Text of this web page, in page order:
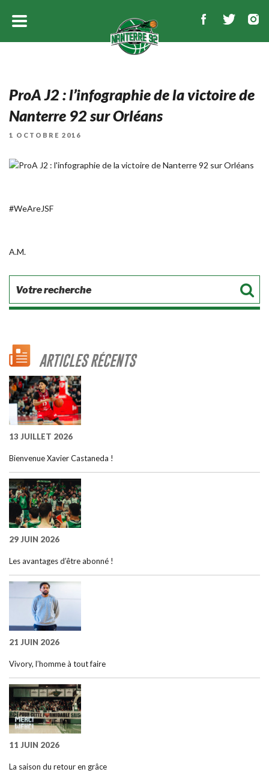
ProA J2 : l’infographie de la victoire de
Nanterre 92 sur Orléans
PUBLIÉ
1 OCTOBRE 2016
#WeAreJSF
A.M.
ARTICLES RÉCENTS
13 JUILLET 2026
Bienvenue Xavier Castaneda !
29 JUIN 2026
Les avantages d’être abonné !
21 JUIN 2026
Vivory, l’homme à tout faire
11 JUIN 2026
La saison du retour en grâce